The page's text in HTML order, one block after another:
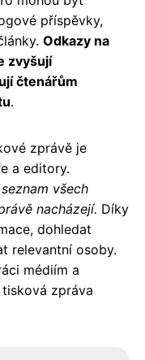
příspěvky,
Odkazy na
zvyšují
čtenářům
.
zprávě je
a editory.
všech
nacházejí. Díky
dohledat
relevantní osoby.
médiím a
zpráva